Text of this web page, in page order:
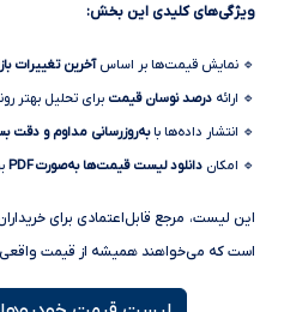
ویژگی‌های کلیدی این بخش:
🔹 نمایش قیمت‌ها بر اساسآخرین تغییرات
🔹 ارائه درصد نوسان قیمت برای تحلیل بهتر
🔹 انتشار داده‌ها بابه‌روزرسانی مداوم و دقت
🔹 امکان دانلود لیست قیمت‌ها به‌صورت PDF
این لیست، مرجع قابل‌اعتمادی برای
است که می‌خواهند همیشه از قیمت